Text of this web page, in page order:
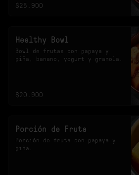
$25.900
Healthy Bowl
Bowl de frutas con papaya y
piña, banano, yogurt y granola.
$20.900
Porción de Fruta
Porción de fruta con papaya y
piña.